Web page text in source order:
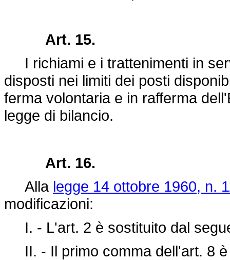
Art. 15.
I richiami e i trattenimenti in
disposti nei limiti dei posti
ferma volontaria e in rafferma
legge di bilancio.
Art. 16.
Alla legge 14 ottobre 1960, n.
modificazioni:
I. - L'art. 2 è sostituito dal
II. - Il primo comma dell'art. 8